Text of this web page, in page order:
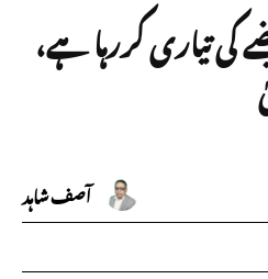
کی تیاری کررہا ہے،
آصف شاہد